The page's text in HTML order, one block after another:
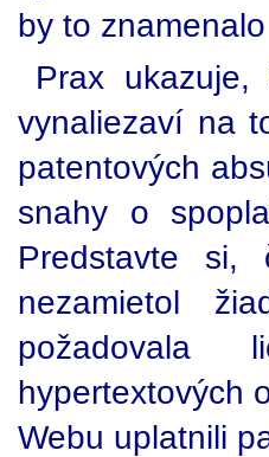
by to
Prax
vynaliezaví na
patentových
snahy o
Predstavte
nezamietol
požadovala
hypertextových
Webu uplatnili